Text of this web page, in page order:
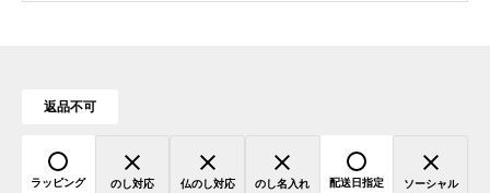
返品不可
ラッピング のし対応 仏のし対応 のし名入れ 配送日指定
ソーシャル